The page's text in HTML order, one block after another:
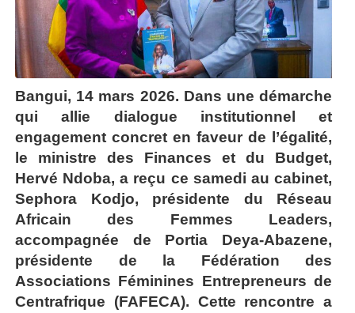
Bangui, 14 mars 2026. Dans une démarche
qui allie dialogue institutionnel et
engagement concret en faveur de l’égalité,
le ministre des Finances et du Budget,
Hervé Ndoba, a reçu ce samedi au cabinet,
Sephora Kodjo, présidente du Réseau
Africain des Femmes Leaders,
accompagnée de Portia Deya-Abazene,
présidente de la Fédération des
Associations Féminines Entrepreneurs de
Centrafrique (FAFECA). Cette rencontre a